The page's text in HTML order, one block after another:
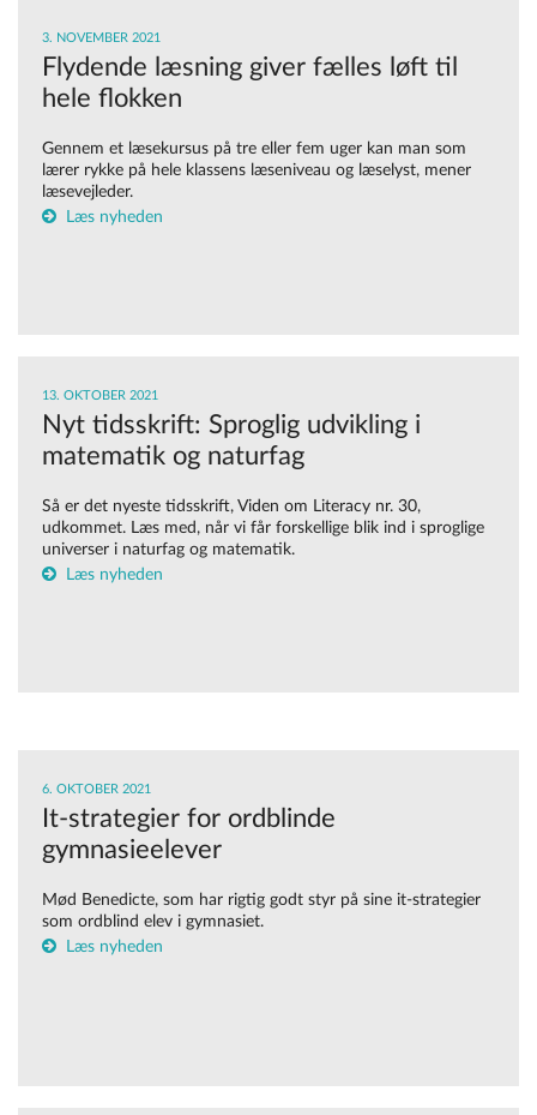
3. NOVEMBER 2021
Flydende læsning giver fælles løft til
hele flokken
Gennem et læsekursus på tre eller fem uger kan man som
lærer rykke på hele klassens læseniveau og læselyst, mener
læsevejleder.
Læs nyheden
13. OKTOBER 2021
Nyt tidsskrift: Sproglig udvikling i
matematik og naturfag
Så er det nyeste tidsskrift, Viden om Literacy nr. 30,
udkommet. Læs med, når vi får forskellige blik ind i sproglige
universer i naturfag og matematik.
Læs nyheden
6. OKTOBER 2021
It-strategier for ordblinde
gymnasieelever
Mød Benedicte, som har rigtig godt styr på sine it-strategier
som ordblind elev i gymnasiet.
Læs nyheden